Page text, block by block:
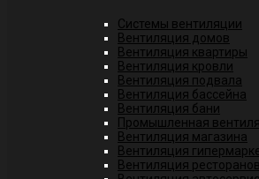
Системы вентиляции
Вентиляция домов
Вентиляция квартиры
Вентиляция кровли
Вентиляция подвала
Вентиляция бассейна
Вентиляция бани
Промышленная
Вентиляция магазина
Вентиляция
Вентиляция ресторанов